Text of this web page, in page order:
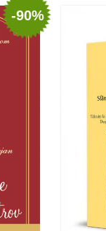
-90%